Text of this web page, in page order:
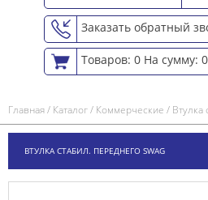
Заказать обратный
Товаров: 0 На сумму:
Главная/ Каталог/ Коммерческие / Втулка
ВТУЛКА СТАБИЛ. ПЕРЕДНЕГО SWAG